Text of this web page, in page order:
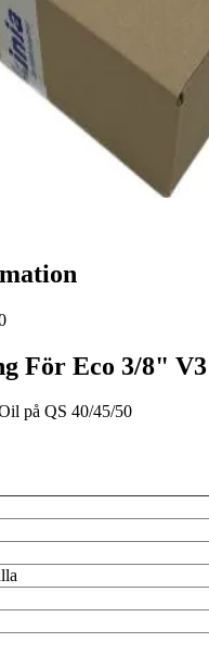
För Eco 3/8" V3
på QS 40/45/50